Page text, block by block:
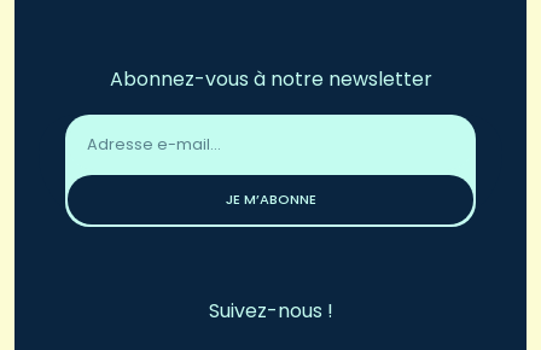
Abonnez-vous à notre newsletter
Adresse
email
JE M’ABONNE
Suivez-nous !